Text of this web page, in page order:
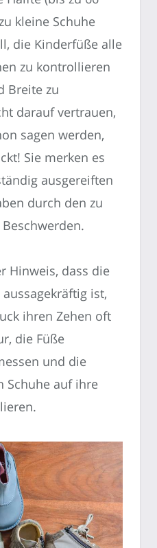
kleine Schuhe
die Kinderfüße alle
zu kontrollieren
Breite zu
darauf vertrauen,
sagen werden,
Sie merken es
ausgereiften
durch den zu
Hinweis, dass die
ist,
ihren Zehen oft
die Füße
und die
Schuhe auf ihre